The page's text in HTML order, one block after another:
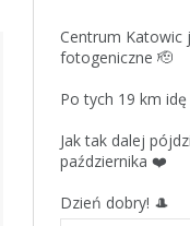
Centrum Katowic
fotogeniczne 🫡
Po tych 19 km
Jak tak dalej
października ❤️
Dzień dobry! 🎩